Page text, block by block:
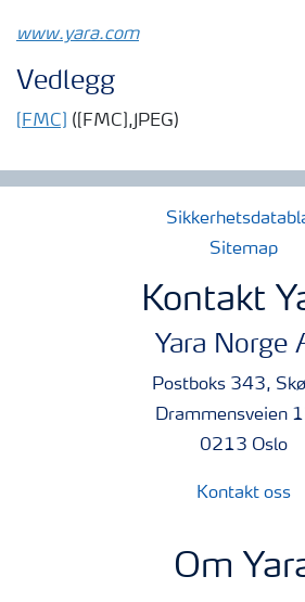
www.yara.com
Vedlegg
[FMC] ([FMC],JPEG)
Sitemap
Kontakt
Yara Norge
Postboks 343,
Drammensveien
0213 Oslo
Kontakt oss
Om